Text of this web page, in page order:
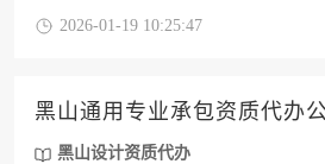
2026-01-19 10:25:47
黑山通用专业承包资质代办
黑山设计资质代办